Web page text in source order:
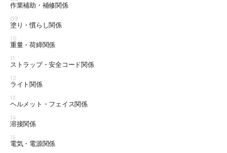
作業補助・補修関係
09
塗り・慣らし関係
10
重量・荷締関係
11
ストラップ・安全コード関係
12
ライト関係
13
ヘルメット・フェイス関係
14
溶接関係
15
電気・電源関係